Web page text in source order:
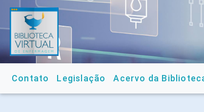
Contato Legislação Acervo da